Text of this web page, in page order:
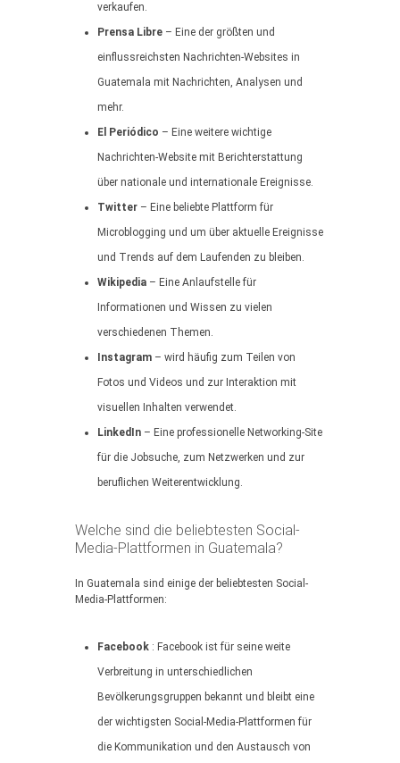
verkaufen.
Prensa Libre – Eine der größten und
einflussreichsten Nachrichten-Websites in
Guatemala mit Nachrichten, Analysen und
mehr.
El Periódico – Eine weitere wichtige
Nachrichten-Website mit Berichterstattung
über nationale und internationale Ereignisse.
Twitter – Eine beliebte Plattform für
Microblogging und um über aktuelle Ereignisse
und Trends auf dem Laufenden zu bleiben.
Wikipedia – Eine Anlaufstelle für
Informationen und Wissen zu vielen
verschiedenen Themen.
Instagram – wird häufig zum Teilen von
Fotos und Videos und zur Interaktion mit
visuellen Inhalten verwendet.
LinkedIn – Eine professionelle Networking-Site
für die Jobsuche, zum Netzwerken und zur
beruflichen Weiterentwicklung.
Welche sind die beliebtesten Social-
Media-Plattformen in Guatemala?
In Guatemala sind einige der beliebtesten Social-
Media-Plattformen:
Facebook : Facebook ist für seine weite
Verbreitung in unterschiedlichen
Bevölkerungsgruppen bekannt und bleibt eine
der wichtigsten Social-Media-Plattformen für
die Kommunikation und den Austausch von